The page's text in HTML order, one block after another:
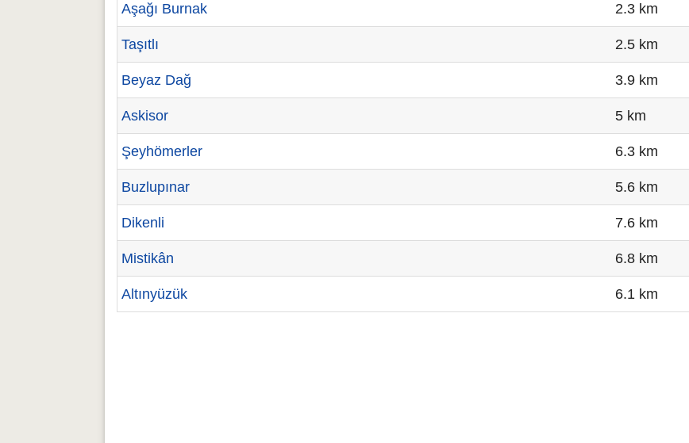
Aşağı Burnak 2.3 km
Taşıtlı 2.5 km
Beyaz Dağ 3.9 km
Askisor 5 km
Şeyhömerler 6.3 km
Buzlupınar 5.6 km
Dikenli 7.6 km
Mistikân 6.8 km
Altınyüzük 6.1 km